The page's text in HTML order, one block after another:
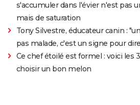
s'accumuler dans l'évier n'est pas
mais de saturation
Tony Silvestre, éducateur canin :
pas malade, c'est un signe pour
Ce chef étoilé est formel : voici les
choisir un bon melon